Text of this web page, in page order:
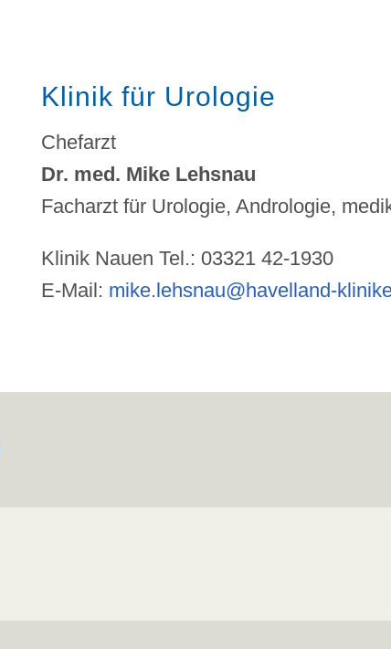
Klinik für Urologie
Chefarzt
Dr. med. Mike Lehsnau
Facharzt für Urologie, Andrologie,
Klinik Nauen Tel.: 03321 42-1930
E-Mail: mike.lehsnau@havelland-